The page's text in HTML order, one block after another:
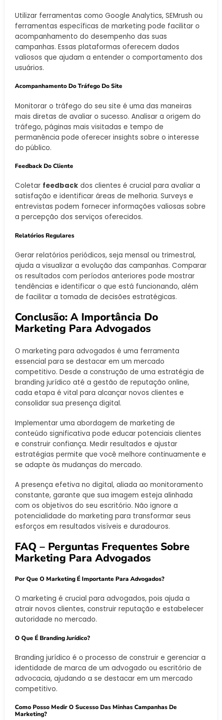
Utilizar ferramentas como Google Analytics, SEMrush ou
ferramentas específicas de marketing pode facilitar o
acompanhamento do desempenho das suas
campanhas. Essas plataformas oferecem dados
valiosos que ajudam a entender o comportamento dos
usuários.
Acompanhamento Do Tráfego Do Site
Monitorar o tráfego do seu site é uma das maneiras
mais diretas de avaliar o sucesso. Analisar a origem do
tráfego, páginas mais visitadas e tempo de
permanência pode oferecer insights sobre o interesse
do público.
Feedback Do Cliente
Coletar feedback dos clientes é crucial para avaliar a
satisfação e identificar áreas de melhoria. Surveys e
entrevistas podem fornecer informações valiosas sobre
a percepção dos serviços oferecidos.
Relatórios Regulares
Gerar relatórios periódicos, seja mensal ou trimestral,
ajuda a visualizar a evolução das campanhas. Comparar
os resultados com períodos anteriores pode mostrar
tendências e identificar o que está funcionando, além
de facilitar a tomada de decisões estratégicas.
Conclusão: A Importância Do
Marketing Para Advogados
O marketing para advogados é uma ferramenta
essencial para se destacar em um mercado
competitivo. Desde a construção de uma estratégia de
branding jurídico até a gestão de reputação online,
cada etapa é vital para alcançar novos clientes e
consolidar sua presença digital.
Implementar uma abordagem de marketing de
conteúdo significativa pode educar potenciais clientes
e construir confiança. Medir resultados e ajustar
estratégias permite que você melhore continuamente e
se adapte às mudanças do mercado.
A presença efetiva no digital, aliada ao monitoramento
constante, garante que sua imagem esteja alinhada
com os objetivos do seu escritório. Não ignore a
potencialidade do marketing para transformar seus
esforços em resultados visíveis e duradouros.
FAQ – Perguntas Frequentes Sobre
Marketing Para Advogados
Por Que O Marketing É Importante Para Advogados?
O marketing é crucial para advogados, pois ajuda a
atrair novos clientes, construir reputação e estabelecer
autoridade no mercado.
O Que É Branding Jurídico?
Branding jurídico é o processo de construir e gerenciar a
identidade de marca de um advogado ou escritório de
advocacia, ajudando a se destacar em um mercado
competitivo.
Como Posso Medir O Sucesso Das Minhas Campanhas De
Marketing?